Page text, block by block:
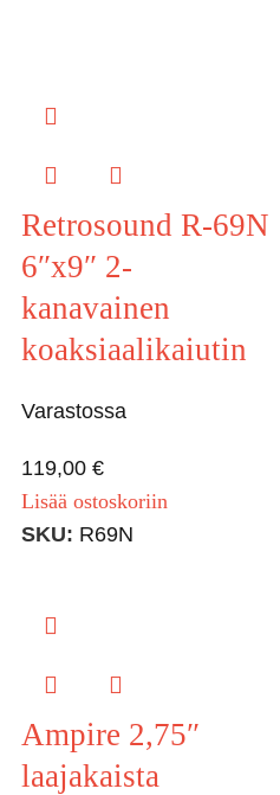
Retrosound R-69N
6″x9″ 2-
kanavainen
koaksiaalikaiutin
Varastossa
119,00 €
Lisää ostoskoriin
SKU: R69N
Ampire 2,75″
laajakaista